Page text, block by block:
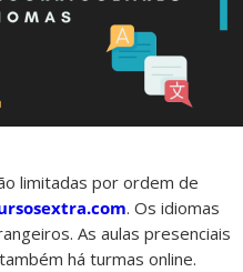
limitadas por ordem de
. Os idiomas
As aulas presenciais
há turmas online.